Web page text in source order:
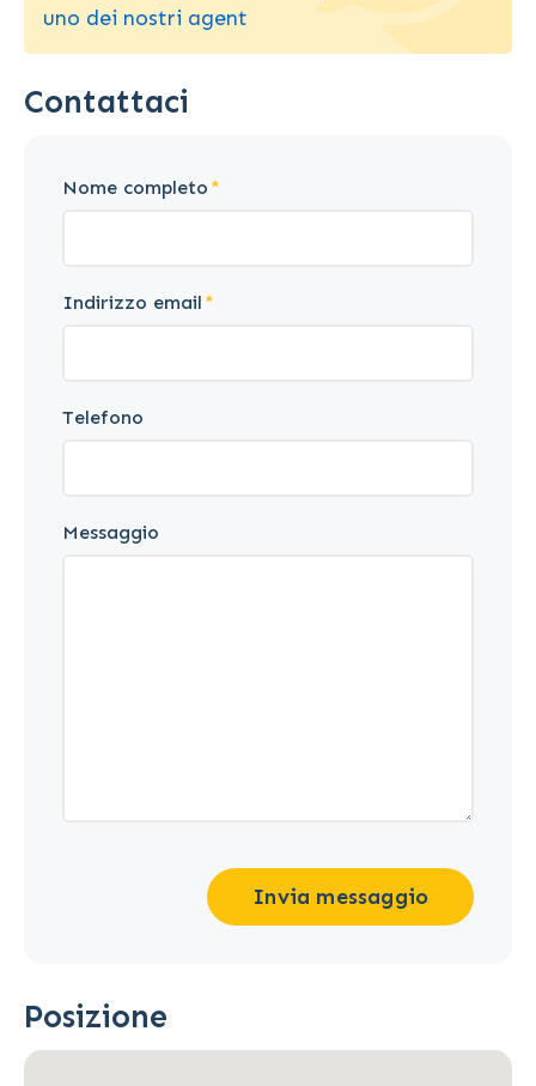
uno dei nostri agent
Contattaci
Nome completo
Indirizzo email
Telefono
Messaggio
Invia messaggio
Posizione